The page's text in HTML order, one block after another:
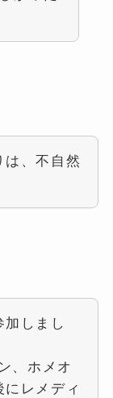
は、不自然
しまし
、ホメオ
レメディ